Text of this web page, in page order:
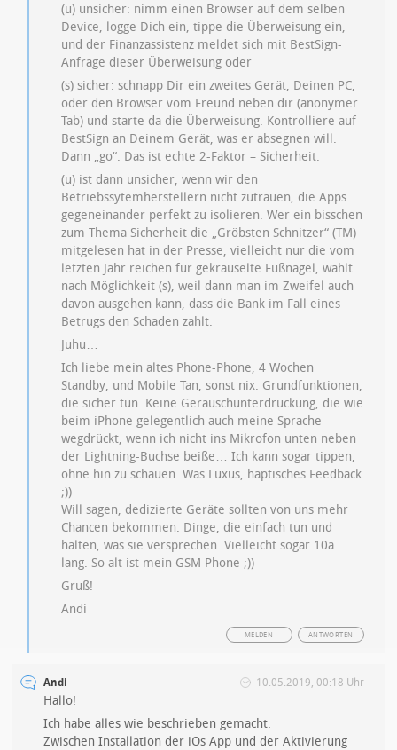
(u) unsicher: nimm einen Browser auf dem selben
Device, logge Dich ein, tippe die Überweisung ein,
und der Finanzassistenz meldet sich mit BestSign-
Anfrage dieser Überweisung oder
(s) sicher: schnapp Dir ein zweites Gerät, Deinen PC,
oder den Browser vom Freund neben dir (anonymer
Tab) und starte da die Überweisung. Kontrolliere auf
BestSign an Deinem Gerät, was er absegnen will.
Dann „go“. Das ist echte 2-Faktor – Sicherheit.
(u) ist dann unsicher, wenn wir den
Betriebssytemherstellern nicht zutrauen, die Apps
gegeneinander perfekt zu isolieren. Wer ein bisschen
zum Thema Sicherheit die „Gröbsten Schnitzer“ (TM)
mitgelesen hat in der Presse, vielleicht nur die vom
letzten Jahr reichen für gekräuselte Fußnägel, wählt
nach Möglichkeit (s), weil dann man im Zweifel auch
davon ausgehen kann, dass die Bank im Fall eines
Betrugs den Schaden zahlt.
Juhu…
Ich liebe mein altes Phone-Phone, 4 Wochen
Standby, und Mobile Tan, sonst nix. Grundfunktionen,
die sicher tun. Keine Geräuschunterdrückung, die wie
beim iPhone gelegentlich auch meine Sprache
wegdrückt, wenn ich nicht ins Mikrofon unten neben
der Lightning-Buchse beiße… Ich kann sogar tippen,
ohne hin zu schauen. Was Luxus, haptisches Feedback
;))
Will sagen, dedizierte Geräte sollten von uns mehr
Chancen bekommen. Dinge, die einfach tun und
halten, was sie versprechen. Vielleicht sogar 10a
lang. So alt ist mein GSM Phone ;))
Gruß!
Andi
ANTWORTEN
MELDEN
Andi 10.05.2019, 00:18 Uhr
Hallo!
Ich habe alles wie beschrieben gemacht.
Zwischen Installation der iOs App und der Aktivierung